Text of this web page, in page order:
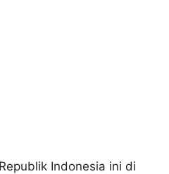
Indonesia ini di